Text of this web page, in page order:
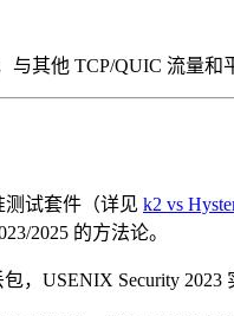
与其他 TCP/QUIC 流量
测试套件（详见 k2 vs
2025 的方法论。
，USENIX Security